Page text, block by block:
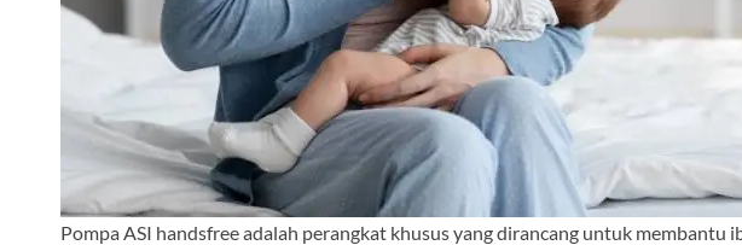
Pompa ASI handsfree adalah perangkat khusus yang dirancang untuk membantu